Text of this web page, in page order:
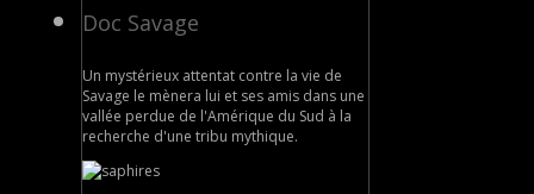
Doc Savage
Un mystérieux attentat contre la vie de
Savage le mènera lui et ses amis dans une
vallée perdue de l'Amérique du Sud à la
recherche d'une tribu mythique.